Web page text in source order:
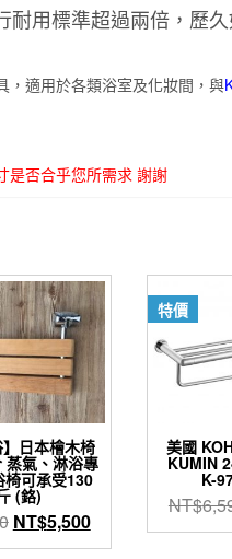
耐用標準超過兩倍，歷
，適用於各類浴室及化妝間，與
是否合乎您所需求 謝謝
】日本檜木椅
蒸氣、淋浴專
椅可承受130
(鉻)
原
始
NT$5,500目
前
特價
美國
KUMIN
K-
NT$